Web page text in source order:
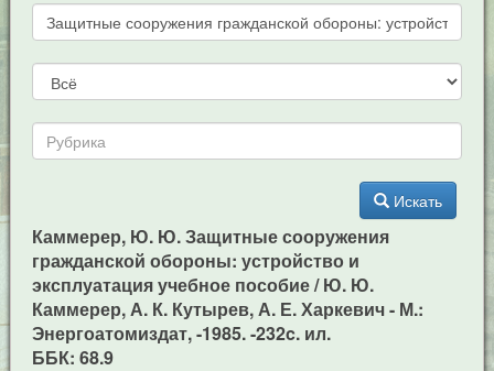
Искать
Каммерер, Ю. Ю. Защитные сооружения
гражданской обороны: устройство и
эксплуатация учебное пособие / Ю. Ю.
Каммерер, А. К. Кутырев, А. Е. Харкевич - М.:
Энергоатомиздат, -1985. -232c. ил.
ББК: 68.9